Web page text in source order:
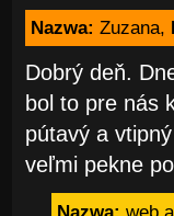
Nazwa: Zuzana,
Dobrý deň.
bol to pre nás
pútavý a
veľmi pekne
Nazwa: web